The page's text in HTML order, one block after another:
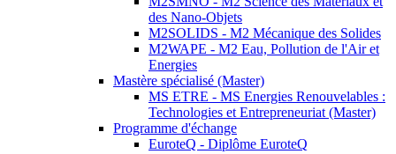
des Nano-Objets
M2SOLIDS - M2 Mécanique des Solides
M2WAPE - M2 Eau, Pollution de l'Air et
Energies
Mastère spécialisé (Master)
MS ETRE - MS Energies Renouvelables :
Technologies et Entrepreneuriat (Master)
Programme d'échange
EuroteQ - Diplôme EuroteQ